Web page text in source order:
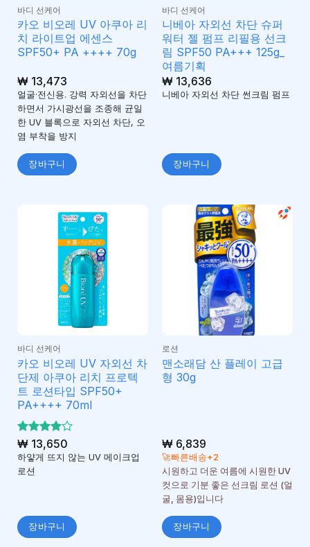
바디 선케어
카오 비오레 UV 아쿠아 리
치 라이트업 에센스
SPF50+ PA ++++ 70g
₩13,473
얼굴·전신용. 강력 자외선을 차단
하면서 가시광선을 조종해 균일
한 UV 블록으로 자외선 차단, 오
염 부착을 방지
장바구니
바디 선케어
니베아 자외선 차단 슈퍼
워터 젤 펌프 리필용 선크
림 SPF50 PA+++ 125g_
여름기획
₩13,636
니베아 자외선 차단 썬크림 펌프
장바구니
바디 선케어
카오 비오레 UV 자외선 차
단제 아쿠아 리치 프로텍
트 로션타입 SPF50+
PA++++ 70ml
5 중에서
4로 평
가됨
₩13,650
하얗게 뜨지 않는 UV 메이크업
로션
장바구니
로션
맨소래담 산 플레이 고급
형 30g
₩6,839
🚀빠른배송+2
시원하고 더운 여름에 시원한 UV
컷으로 기분 좋은 선크림 로션 (얼
굴, 몸용)입니다
장바구니